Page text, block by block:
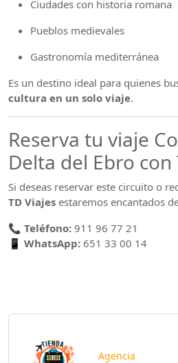
Ciudades con historia romana
Pueblos medievales
Gastronomía mediterránea
Es un destino ideal para quienes
cultura en un solo viaje.
Reserva tu viaje
Delta del Ebro con
Si deseas reservar este circuito o
TD Viajes estaremos encantados
📞 Teléfono: 911 96 77 21
📱 WhatsApp: 651 33 00 14
Agencia